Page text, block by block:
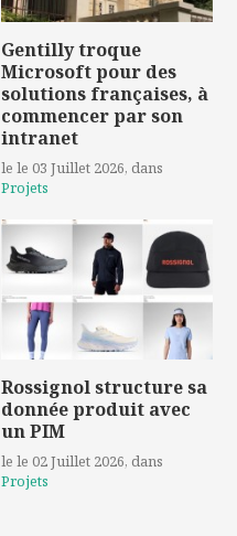
Gentilly troque
Microsoft pour des
solutions françaises, à
commencer par son
intranet
le le 03 Juillet 2026, dans
Projets
Rossignol structure sa
donnée produit avec
un PIM
le le 02 Juillet 2026, dans
Projets